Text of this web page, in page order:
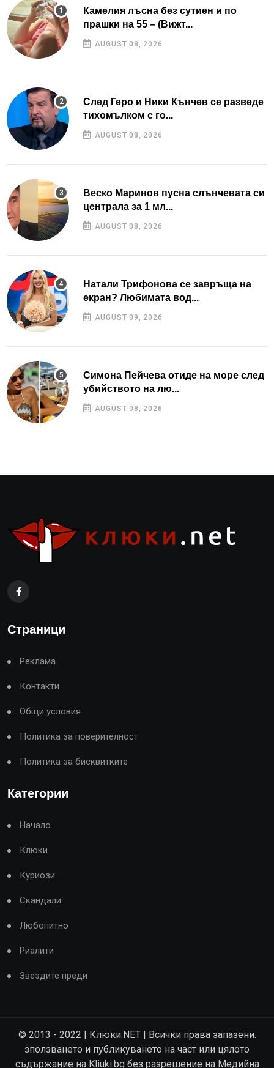
Камелия лъсна без сутиен и по
прашки на 55 – (Вижт...
AUGUST 08, 2026
След Геро и Ники Кънчев се разведе
тихомълком с го...
AUGUST 08, 2026
Веско Маринов пусна слънчевата си
централа за 1 мл...
AUGUST 08, 2026
Натали Трифонова се завръща на
екран? Любимата вод...
AUGUST 09, 2026
Симона Пейчева отиде на море след
убийството на лю...
AUGUST 08, 2026
Страници
Реклама
Контакти
Общи условия
Политика за поверителност
Политика за бисквитките
Категории
Начало
Клюки
Куриози
Скандали
Любопитно
Риалити
Звездите преди
© 2013 - 2022 | Клюки.NET | Всички права запазени.
зползването и публикуването на част или цялото
съдържание на Kliuki.bg без разрешение на Медийна